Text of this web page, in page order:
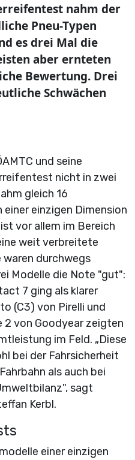
nahm der
Pneu-Typen
es drei Mal die
aber ernteten
Bewertung. Drei
Schwächen
und seine
nicht in zwei
gleich 16
einzigen Dimension
vor allem im Bereich
weit verbreitete
waren durchwegs
Modelle die Note "gut":
7 ging als klarer
(C3) von Pirelli und
von Goodyear zeigten
im Feld. „Diese
bei der Fahrsicherheit
als auch bei
sagt
Kerbl.
einer einzigen